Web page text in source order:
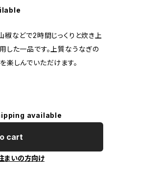
椒などで2時間じっくりと炊き上
した一品です。上質なうなぎの
楽しんでいただけます。
available
cart
まいの方向け